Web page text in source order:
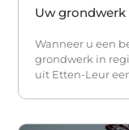
Uw
Wanneer u een
grondwerk in
uit Etten-Leur